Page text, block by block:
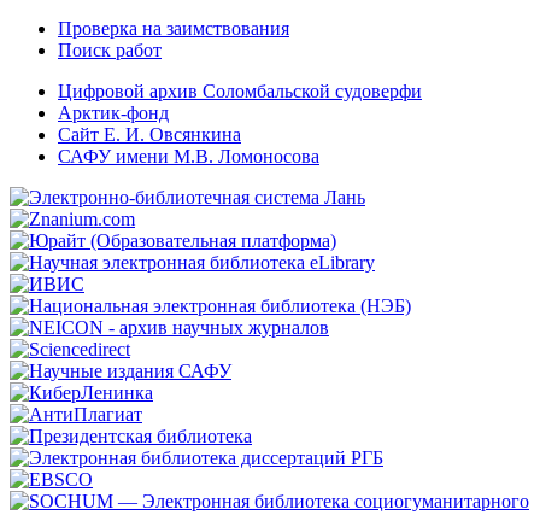
Проверка на заимствования
Поиск работ
Цифровой архив Соломбальской судоверфи
Арктик-фонд
Сайт Е. И. Овсянкина
САФУ имени М.В. Ломоносова